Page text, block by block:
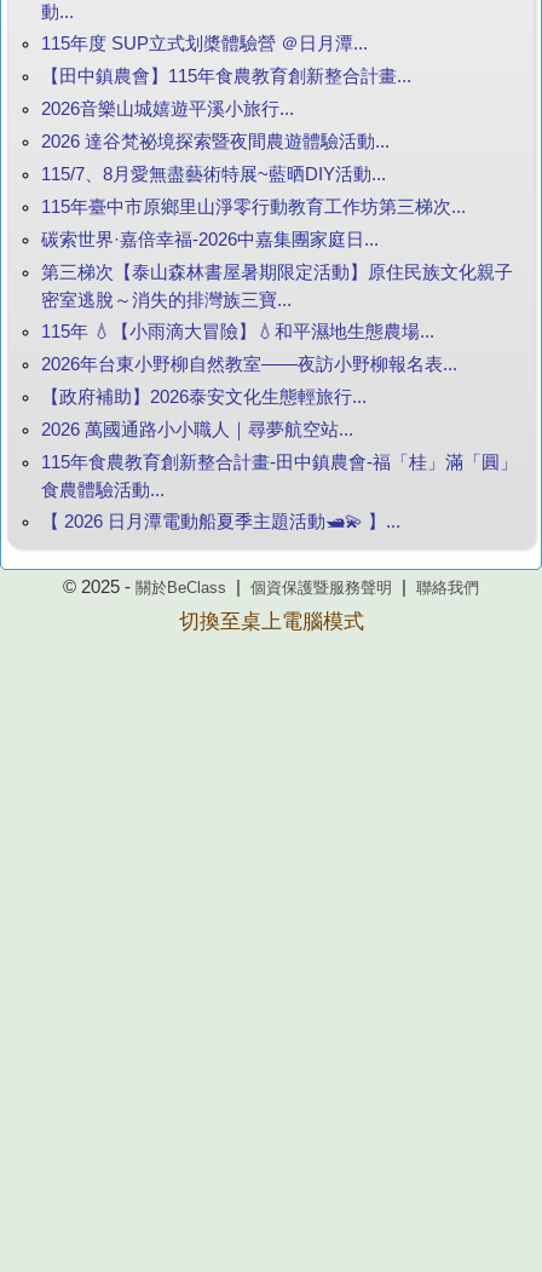
動...
115年度 SUP立式划槳體驗營 ＠日月潭...
【田中鎮農會】115年食農教育創新整合計畫...
2026音樂山城嬉遊平溪小旅行...
2026 達谷梵祕境探索暨夜間農遊體驗活動...
115/7、8月愛無盡藝術特展~藍晒DIY活動...
115年臺中市原鄉里山淨零行動教育工作坊第三梯次...
碳索世界·嘉倍幸福-2026中嘉集團家庭日...
第三梯次【泰山森林書屋暑期限定活動】原住民族文化親子
密室逃脫～消失的排灣族三寶...
115年 💧【小雨滴大冒險】💧和平濕地生態農場...
2026年台東小野柳自然教室——夜訪小野柳報名表...
【政府補助】2026泰安文化生態輕旅行...
2026 萬國通路小小職人｜尋夢航空站...
115年食農教育創新整合計畫-田中鎮農會-福「桂」滿「圓」
食農體驗活動...
【 2026 日月潭電動船夏季主題活動🛥️💫 】...
© 2025 - 關於BeClass 個資保護暨服務聲明 聯絡我們
切換至桌上電腦模式